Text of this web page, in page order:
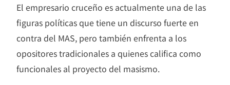
El empresario cruceño es actualmente una de las
figuras políticas que tiene un discurso fuerte en
contra del MAS, pero también enfrenta a los
opositores tradicionales a quienes califica como
funcionales al proyecto del masismo.